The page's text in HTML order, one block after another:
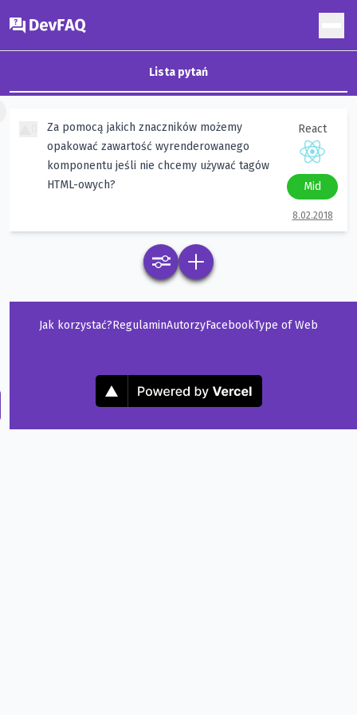
DevFAQ
Lista pytań
Za pomocą jakich znaczników możemy
opakować zawartość wyrenderowanego
komponentu jeśli nie chcemy używać tagów
HTML-owych?
React
Mid
8.02.2018
Jak korzystać?RegulaminAutorzyFacebookType of Web